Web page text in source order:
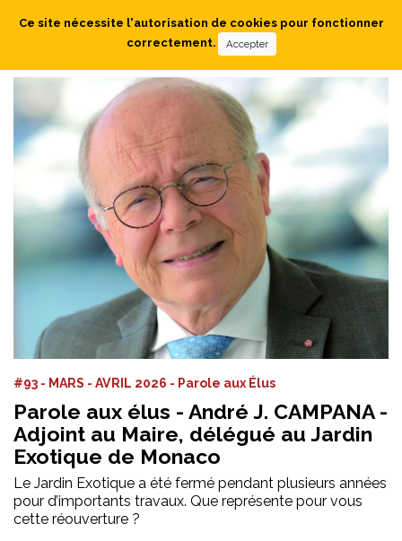
#93 - MARS - AVRIL 2026 - Parole aux Élus
Parole aux élus - André J. CAMPANA -
Adjoint au Maire, délégué au Jardin
Exotique de Monaco
Le Jardin Exotique a été fermé pendant plusieurs années
pour d’importants travaux. Que représente pour vous
cette réouverture ?
Ce site nécessite l'autorisation de cookies pour fonctionner
correctement.
Accepter